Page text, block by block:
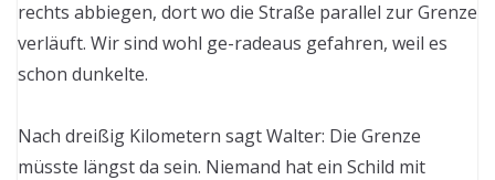
rechts abbiegen, dort wo die Straße parallel zur Grenze
verläuft. Wir sind wohl ge-radeaus gefahren, weil es
schon dunkelte.
Nach dreißig Kilometern sagt Walter: Die Grenze
müsste längst da sein. Niemand hat ein Schild mit